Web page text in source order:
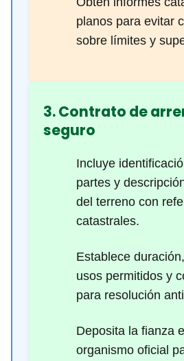
planos para evitar
sobre límites y
3. Contrato de
seguro
Incluye
partes y
del terreno con
catastrales.
Establece
usos permitidos y
para resolución
Deposita la fianza
organismo oficial